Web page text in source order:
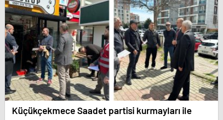
Küçükçekmece Saadet partisi kurmayları ile